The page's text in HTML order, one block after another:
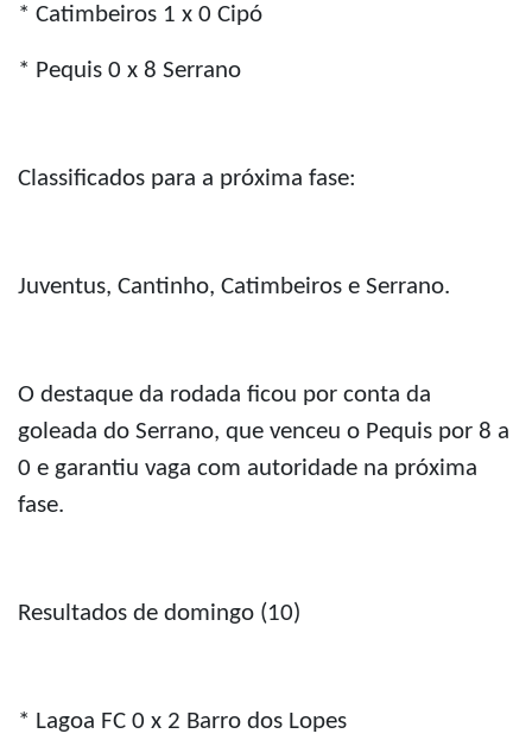
* Catimbeiros 1 x 0 Cipó
* Pequis 0 x 8 Serrano
Classificados para a próxima fase:
Juventus, Cantinho, Catimbeiros e Serrano.
O destaque da rodada ficou por conta da
goleada do Serrano, que venceu o Pequis por 8 a
0 e garantiu vaga com autoridade na próxima
fase.
Resultados de domingo (10)
* Lagoa FC 0 x 2 Barro dos Lopes